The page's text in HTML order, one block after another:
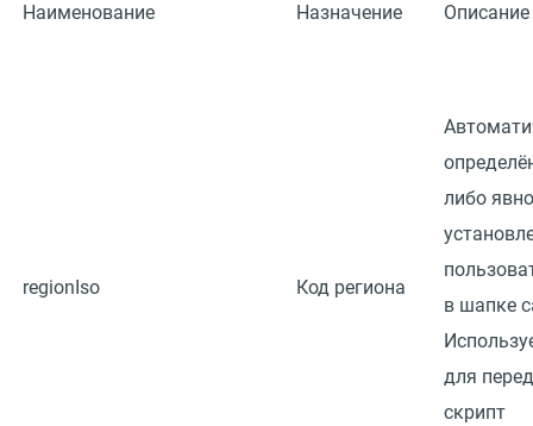
Наименование Назначение Описание
regionIso Код региона
либо явно
в шапке
для
скрипт